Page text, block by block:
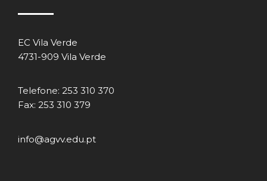
EC Vila Verde
4731-909 Vila Verde
Telefone: 253 310 370
Fax: 253 310 379
info@agvv.edu.pt